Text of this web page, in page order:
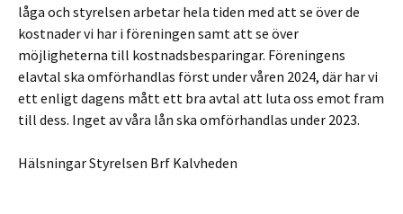
låga och styrelsen arbetar hela tiden med att se över de
kostnader vi har i föreningen samt att se över
möjligheterna till kostnadsbesparingar. Föreningens
elavtal ska omförhandlas först under våren 2024, där har vi
ett enligt dagens mått ett bra avtal att luta oss emot fram
till dess. Inget av våra lån ska omförhandlas under 2023.
Hälsningar Styrelsen Brf Kalvheden